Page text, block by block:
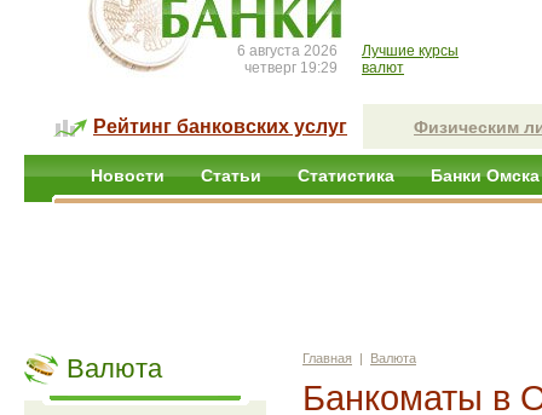
6 августа 2026
четверг 19:29
Лучшие курсы
валют
Рейтинг банковских услуг Физическим
Новости Статьи Статистика Банки Омска
Валюта Главная | Валюта
Банкоматы в